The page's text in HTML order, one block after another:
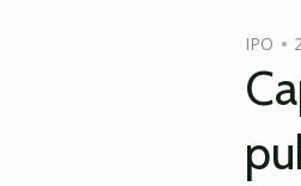
IPO